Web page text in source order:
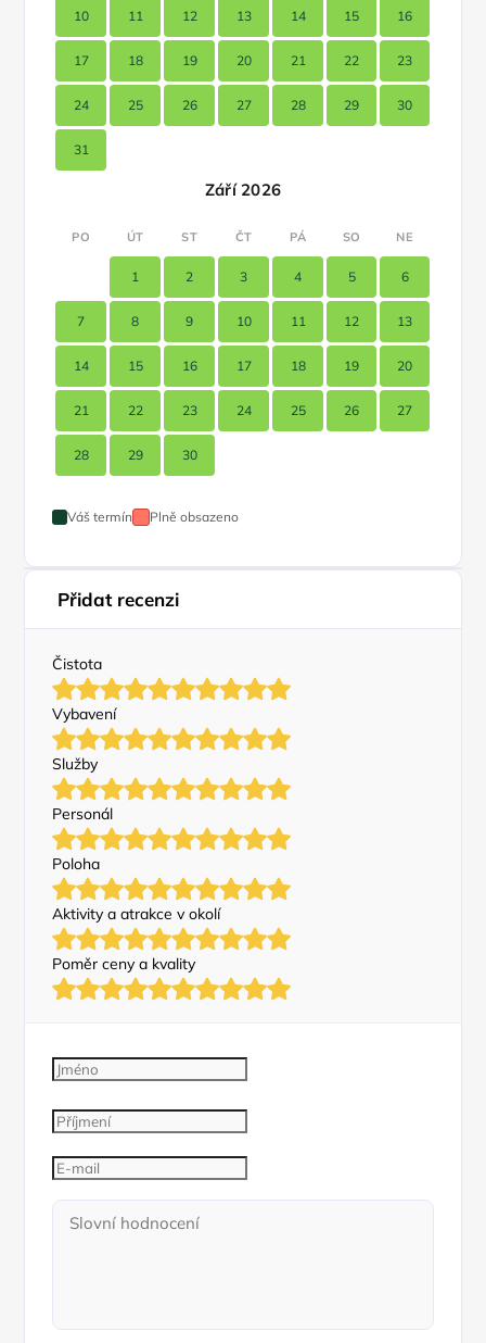
10 11 12 13 14 15 16
17 18 19 20 21 22 23
24 25 26 27 28 29 30
31
Září 2026
PO ÚT ST ČT PÁ SO NE
1 2 3 4 5 6
7 8 9 10 11 12 13
14 15 16 17 18 19 20
21 22 23 24 25 26 27
28 29 30
Váš termín Plně obsazeno
Přidat recenzi
Čistota
Vybavení
Služby
Personál
Poloha
Aktivity a atrakce v okolí
Poměr ceny a kvality